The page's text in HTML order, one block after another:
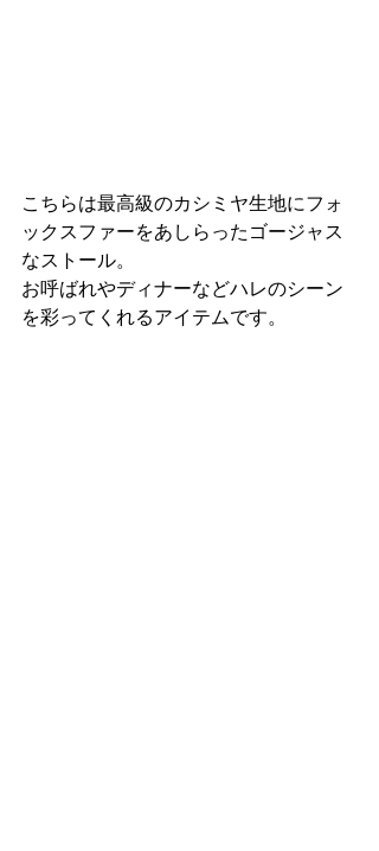
こちらは最高級のカシミヤ生地にフォ
ックスファーをあしらったゴージャス
なストール。
お呼ばれやディナーなどハレのシーン
を彩ってくれるアイテムです。